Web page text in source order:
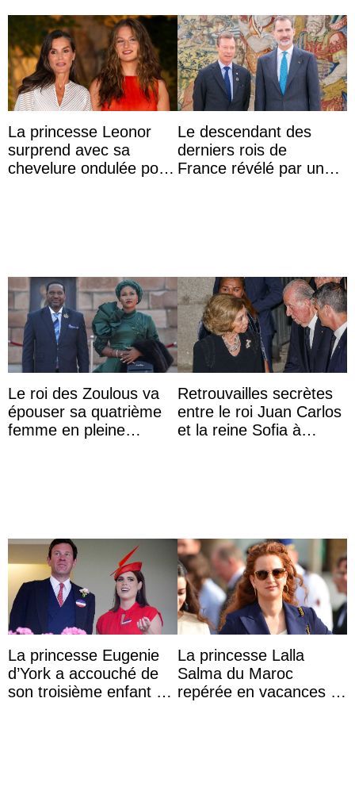
La princesse Leonor
surprend avec sa
chevelure ondulée pour
Le descendant des
derniers rois de
France révélé par un
Le roi des Zoulous va
épouser sa quatrième
femme en pleine
Retrouvailles secrètes
entre le roi Juan Carlos
et la reine Sofia à
La princesse Eugenie
d’York a accouché de
son troisième enfant et
La princesse Lalla
Salma du Maroc
repérée en vacances à